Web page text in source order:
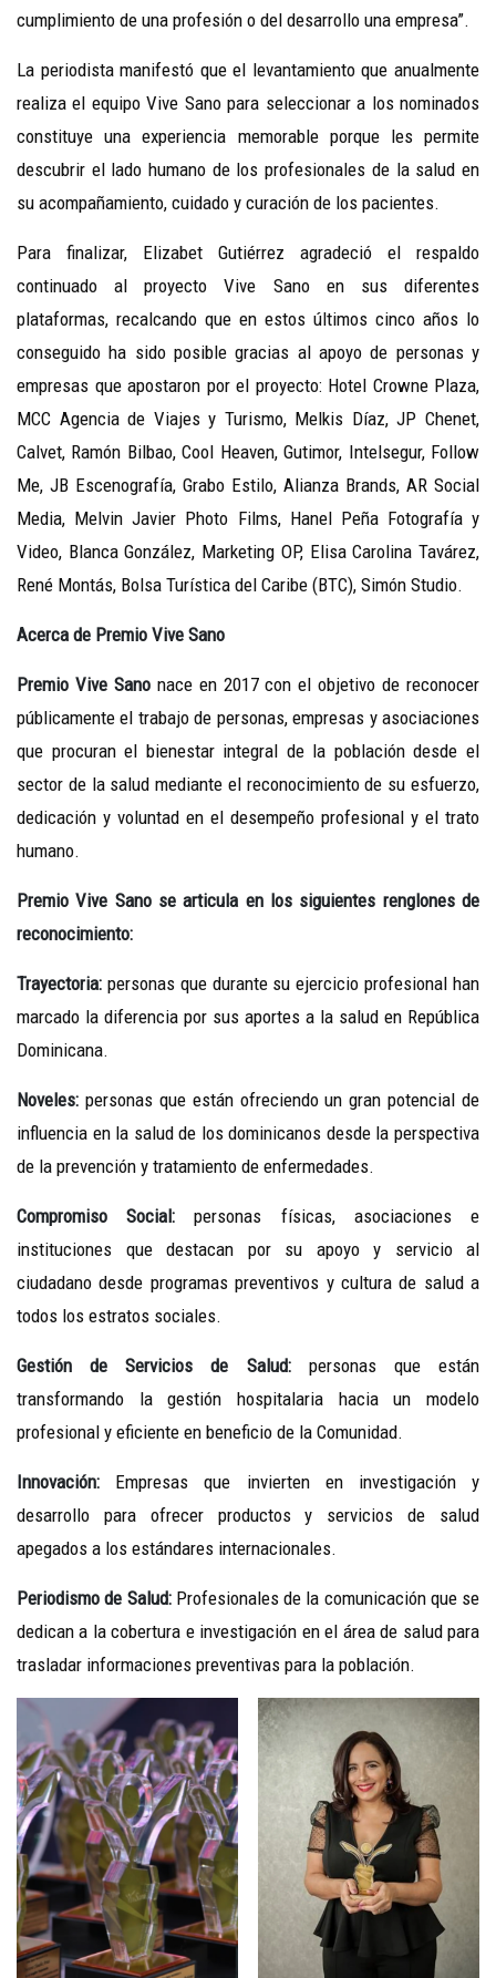
cumplimiento de una profesión o del desarrollo una empresa”.
La periodista manifestó que el levantamiento que anualmente
realiza el equipo Vive Sano para seleccionar a los nominados
constituye una experiencia memorable porque les permite
descubrir el lado humano de los profesionales de la salud en
su acompañamiento, cuidado y curación de los pacientes.
Para finalizar, Elizabet Gutiérrez agradeció el respaldo
continuado al proyecto Vive Sano en sus diferentes
plataformas, recalcando que en estos últimos cinco años lo
conseguido ha sido posible gracias al apoyo de personas y
empresas que apostaron por el proyecto: Hotel Crowne Plaza,
MCC Agencia de Viajes y Turismo, Melkis Díaz, JP Chenet,
Calvet, Ramón Bilbao, Cool Heaven, Gutimor, Intelsegur, Follow
Me, JB Escenografía, Grabo Estilo, Alianza Brands, AR Social
Media, Melvin Javier Photo Films, Hanel Peña Fotografía y
Video, Blanca González, Marketing OP, Elisa Carolina Tavárez,
René Montás, Bolsa Turística del Caribe (BTC), Simón Studio.
Acerca de Premio Vive Sano
Premio Vive Sanonace en 2017 con el objetivo de reconocer
públicamente el trabajo de personas, empresas y asociaciones
que procuran el bienestar integral de la población desde el
sector de la salud mediante el reconocimiento de su esfuerzo,
dedicación y voluntad en el desempeño profesional y el trato
humano.
Premio Vive Sano se articula en los siguientes renglones de
reconocimiento:
Trayectoria: personas que durante su ejercicio profesional han
marcado la diferencia por sus aportes a la salud en República
Dominicana.
Noveles: personas que están ofreciendo un gran potencial de
influencia en la salud de los dominicanos desde la perspectiva
de la prevención y tratamiento de enfermedades.
Compromiso Social: personas físicas, asociaciones e
instituciones que destacan por su apoyo y servicio al
ciudadano desde programas preventivos y cultura de salud a
todos los estratos sociales.
Gestión de Servicios de Salud:personas que están
transformando la gestión hospitalaria hacia un modelo
profesional y eficiente en beneficio de la Comunidad.
Innovación: Empresas que invierten en investigación y
desarrollo para ofrecer productos y servicios de salud
apegados a los estándares internacionales.
Periodismo de Salud:Profesionales de la comunicación que se
dedican a la cobertura e investigación en el área de salud para
trasladar informaciones preventivas para la población.